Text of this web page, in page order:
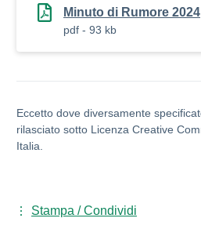
Minuto di Rumore 2024
pdf - 93 kb
Eccetto dove diversamente
rilasciato sotto Licenza Creative
Italia.
Stampa / Condividi